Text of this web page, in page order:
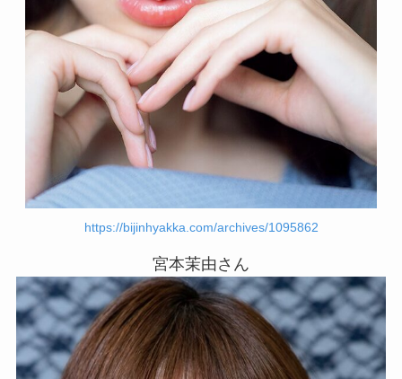
https://bijinhyakka.com/archives/1095862
宮本茉由さん